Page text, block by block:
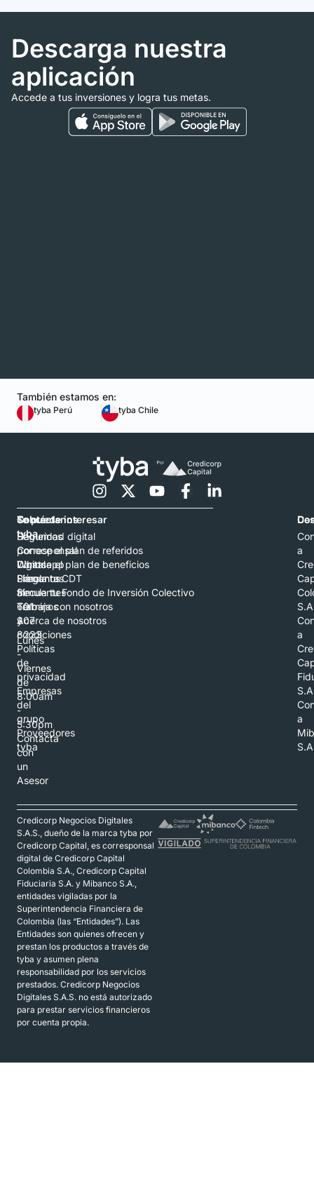
Descarga nuestra
aplicación
Accede a tus inversiones y logra tus metas.
También estamos en:
tyba Perú tyba Chile
Contáctanos
Hablemos
por
Whatsapp
Llámanos
al
601
307
8223
Lunes
-
Viernes
de
8:00am
-
5:30pm
Contacta
con
un
Asesor
Sobre
tyba
Corresponsal
Digital
Preguntas
frecuentes
Términos
y
condiciones
Políticas
de
privacidad
Empresas
del
grupo
Proveedores
tyba
Te puede interesar
Seguridad digital
Conoce el plan de referidos
Conoce el plan de beneficios
Simula tu CDT
Simula tu Fondo de Inversión Colectivo
Trabaja con nosotros
Acerca de nosotros
a
a
a
Credicorp Negocios Digitales
S.A.S., dueño de la marca tyba por
Credicorp Capital, es corresponsal
digital de Credicorp Capital
Colombia S.A., Credicorp Capital
Fiduciaria S.A. y Mibanco S.A.,
entidades vigiladas por la
Superintendencia Financiera de
Colombia (las “Entidades”). Las
Entidades son quienes ofrecen y
prestan los productos a través de
tyba y asumen plena
responsabilidad por los servicios
prestados. Credicorp Negocios
Digitales S.A.S. no está autorizado
para prestar servicios financieros
por cuenta propia.